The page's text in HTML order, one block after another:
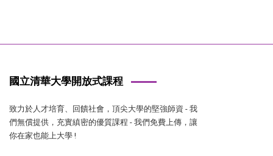
國立清華大學開放式課程
致力於人才培育、回饋社會，頂尖大學的堅強師資 - 我
們無償提供，充實縝密的優質課程 - 我們免費上傳，讓
你在家也能上大學 !